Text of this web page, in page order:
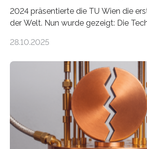
2024 präsentierte die TU Wien die
der Welt. Nun wurde gezeigt: Die
fundamentalen Physik nachzugehen.
Messungen verwenden. Das hatte
vermutet, weltweit war nach den
Atomkern-Zuständen gesucht
einem Team der TU Wien mit
internationaler Partner der
Der lange diskutierte Thorium-
gefunden. Kurz darauf konnte man
28.10.2025